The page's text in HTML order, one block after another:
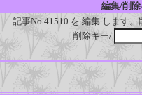
編集/削
記事No.41510 を 編集 します
削除キー/